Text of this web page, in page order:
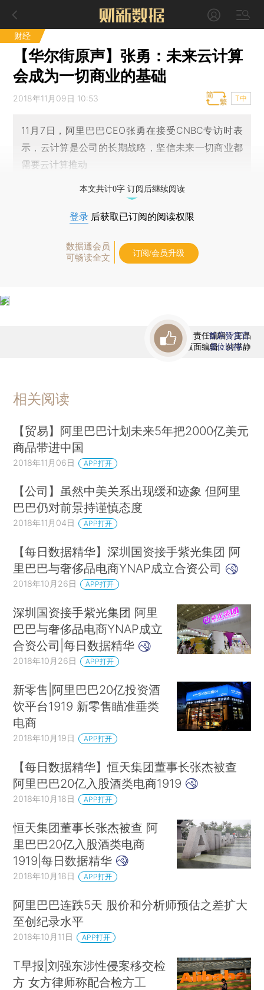
财经
【华尔街原声】张勇：未来云计算
会成为一切商业的基础
2018年11月09日 10:53 T中
11月7日，阿里巴巴CEO张勇在接受CNBC专访时表
示，云计算是公司的长期战略，坚信未来一切商业都
需要云计算推动
本文共计0字 订阅后继续阅读
登录 后获取已订阅的阅读权限
数据通会员
可畅读全文
订阅/会员升级
责任编辑：王晶
版面编辑：何书静
首席赞赏官
虚位以待
相关阅读
【贸易】阿里巴巴计划未来5年把2000亿美元
商品带进中国
2018年11月06日 APP打开
【公司】虽然中美关系出现缓和迹象 但阿里
巴巴仍对前景持谨慎态度
2018年11月04日 APP打开
【每日数据精华】深圳国资接手紫光集团 阿
里巴巴与奢侈品电商YNAP成立合资公司
2018年10月26日 APP打开
深圳国资接手紫光集团 阿里
巴巴与奢侈品电商YNAP成立
合资公司|每日数据精华
2018年10月26日 APP打开
新零售|阿里巴巴20亿投资酒
饮平台1919 新零售瞄准垂类
电商
2018年10月19日 APP打开
【每日数据精华】恒天集团董事长张杰被查
阿里巴巴20亿入股酒类电商1919
2018年10月18日 APP打开
恒天集团董事长张杰被查 阿
里巴巴20亿入股酒类电商
1919|每日数据精华
2018年10月18日 APP打开
阿里巴巴连跌5天 股价和分析师预估之差扩大
至创纪录水平
2018年10月11日 APP打开
T早报|刘强东涉性侵案移交检
方 女方律师称配合检方工